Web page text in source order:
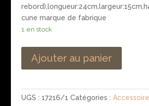
cune marque de fabrique
1 en stock
Ajouter au panier
UGS : 17216/1 Catégories :